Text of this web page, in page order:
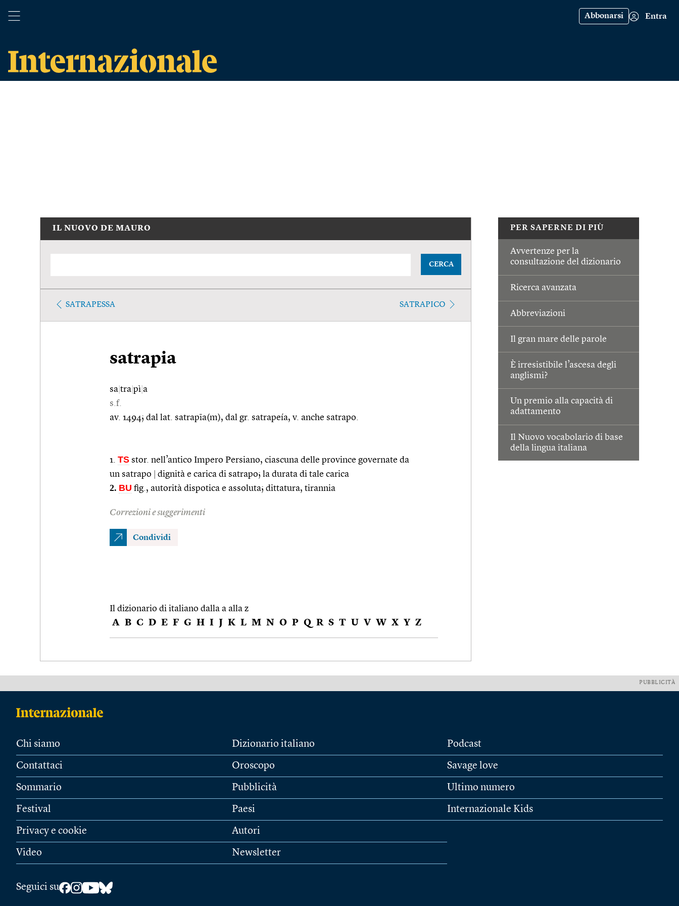
Abbonarsi Entra
PER SAPERNE DI PIÙ
Avvertenze per la
consultazione del dizionario
Ricerca avanzata
Abbreviazioni
Il gran mare delle parole
È irresistibile l’ascesa degli
anglismi?
Un premio alla capacità di
adattamento
Il Nuovo vocabolario di base
della lingua italiana
IL NUOVO DE MAURO
CERCA
SATRAPESSA SATRAPICO
satrapia
sa tra pì a
s.f.
av. 1494; dal lat. satrapīa(m), dal gr. satrapeía, v. anche satrapo.
1. TS stor. nell’antico Impero Persiano, ciascuna delle province governate da
un satrapo
dignità e carica di satrapo; la durata di tale carica
2. BU fig., autorità dispotica e assoluta; dittatura, tirannia
Correzioni e suggerimenti
Condividi
Il dizionario di italiano dalla a alla z
A B C D E F G H I J K L M N O P Q R S T U V W X Y Z
PUBBLICITÀ
Chi siamo
Contattaci
Sommario
Festival
Privacy e cookie
Video
Dizionario italiano
Oroscopo
Pubblicità
Paesi
Autori
Newsletter
Podcast
Savage love
Ultimo numero
Internazionale Kids
Seguici su